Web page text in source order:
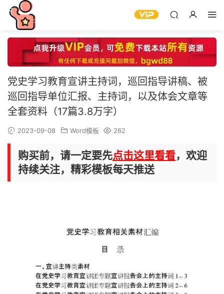
党史学习教育宣讲主持词，巡回指导讲稿、被
巡回指导单位汇报、主持词，以及体会文章等
全套资料（17篇3.8万字）
2023-09-08 Word模板 262
购买前，请一定要先点击这里看看，欢迎
持续关注，精彩模板每天推送